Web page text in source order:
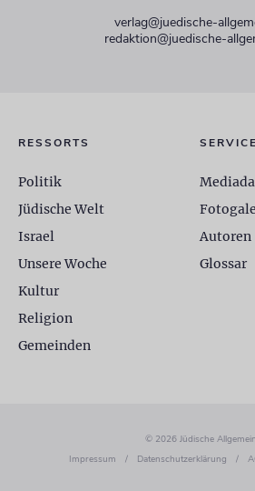
verlag@juedische-
redaktion@juedische-
RESSORTS
Politik
Jüdische Welt
Israel
Unsere Woche
Kultur
Religion
Gemeinden
SERVICE
Autoren
Glossar
© 2026 Jüdische
Impressum
/ Datenschutzerklärung /